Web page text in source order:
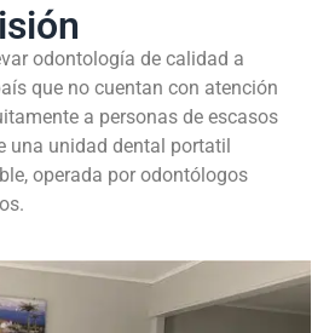
odontología de calidad a
que no cuentan con atención
a personas de escasos
una unidad dental portatil
operada por odontólogos